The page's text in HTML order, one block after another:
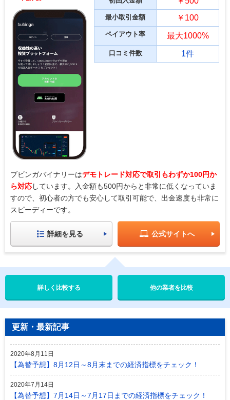
最小取引金額 ￥100
ペイアウト率 最大1000%
口コミ件数 1件
ブビンガバイナリーはデモトレード対応で取引もわずか100円か
ら対応しています。入金額も500円からと非常に低くなっていま
すので、初心者の方でも安心して取引可能で、出金速度も非常に
スピーディーです。
詳細を見る 公式サイトへ
他の業者を比較
更新・最新記事
2020年8月11日
【為替予想】8月12日～8月末までの経済指標をチェック！
2020年7月14日
【為替予想】7月14日～7月17日までの経済指標をチェック！